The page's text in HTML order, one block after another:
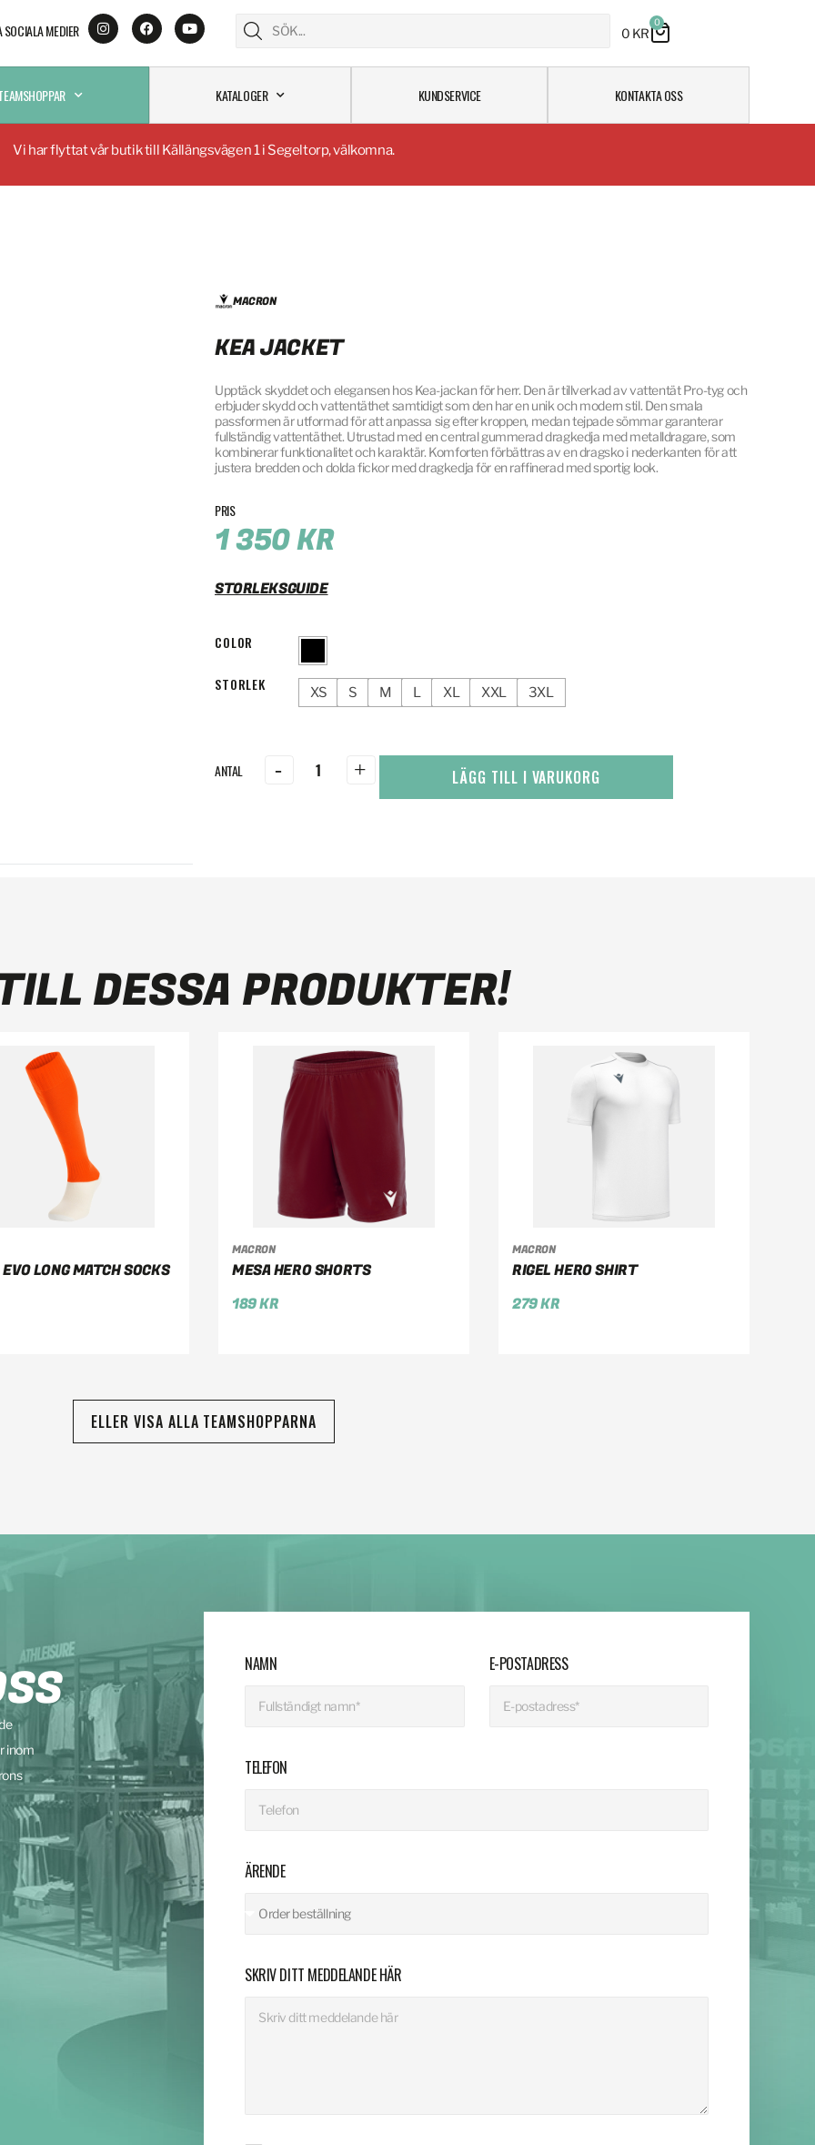
SOCIALA MEDIER 0 KR
0
KATALOGER KUNDSERVICE KONTAKTA OSS
Vi har flyttat vår butik till Källängsvägen 1 i Segeltorp, välkomna.
MACRON
KEA JACKET
Upptäck skyddet och elegansen hos Kea-jackan för herr. Den är tillverkad av vattentät Pro-tyg och
erbjuder skydd och vattentäthet samtidigt som den har en unik och modern stil. Den smala
passformen är utformad för att anpassa sig efter kroppen, medan tejpade sömmar garanterar
fullständig vattentäthet. Utrustad med en central gummerad dragkedja med metalldragare, som
kombinerar funktionalitet och karaktär. Komforten förbättras av en dragsko i nederkanten för att
justera bredden och dolda fickor med dragkedja för en raffinerad med sportig look.
1 350KR
STORLEKSGUIDE
COLOR
STORLEK XS S M L XL XXL 3XL
- + LÄGG TILL I VARUKORG
DESSA PRODUKTER!
LONG MATCH SOCKS
MACRON
MESA HERO SHORTS
189KR
VÄLJ ALTERNATIV MACRON
RIGEL HERO SHIRT
279KR
VÄLJ ALTERNATIV
ELLER VISA ALLA TEAMSHOPPARNA
inom
NAMN E-POSTADRESS
TELEFON
ÄRENDE
SKRIV DITT MEDDELANDE HÄR